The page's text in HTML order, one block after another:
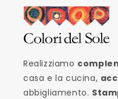
Realizziamo
casa e la cucina,
abbigliamento.